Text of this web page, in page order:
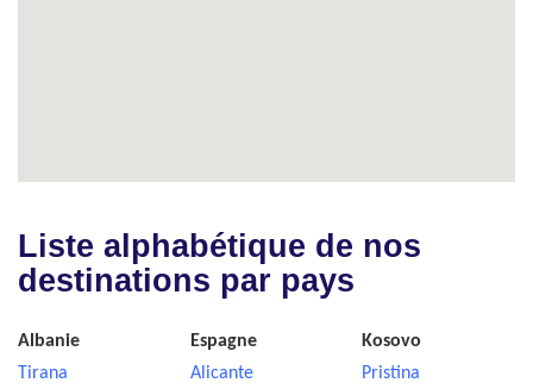
Liste alphabétique de nos
destinations par pays
Albanie
Tirana
Espagne
Alicante
Kosovo
Pristina